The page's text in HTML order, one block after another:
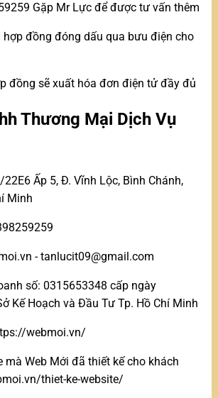
Gặp Mr Lực để được tư vấn thêm
hợp đồng đóng dấu qua bưu điện cho
đồng sẽ xuất hóa đơn điện tử đầy đủ
Thương Mại Dịch Vụ
Ấp 5, Đ. Vĩnh Lộc, Bình Chánh,
Minh
- tanlucit09@gmail.com
số: 0315653348 cấp ngày
Kế Hoạch và Đầu Tư Tp. Hồ Chí Minh
webmoi.vn/
mà Web Mới đã thiết kế cho khách
thiet-ke-website/